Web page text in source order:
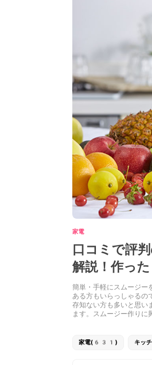
家電
口コミで評
解説！作っ
簡単・手軽にスムージー
ある方もいらっしゃるの
存知ない方も多いと思い
ます。スムージー作りに
家電(631) キッ